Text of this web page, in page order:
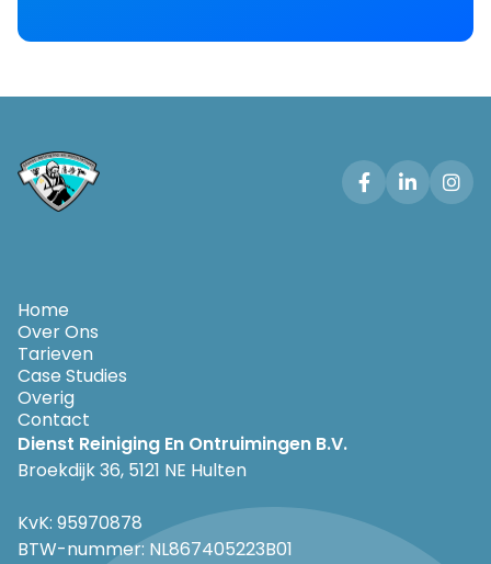
  
Home
Over Ons
Tarieven
Case Studies
Overig
Contact
Dienst Reiniging En Ontruimingen B.V.
Broekdijk 36, 5121 NE Hulten
KvK: 95970878
BTW-nummer: NL867405223B01